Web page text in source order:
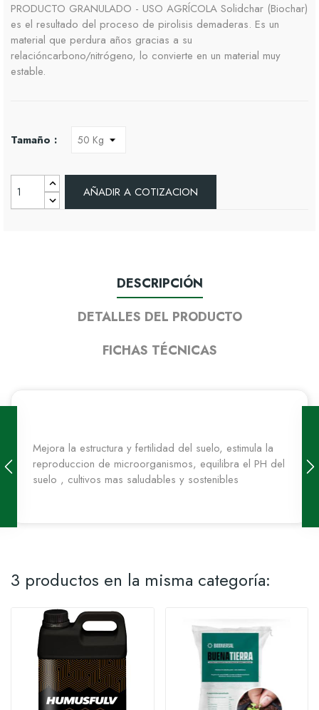
PRODUCTO GRANULADO - USO AGRÍCOLA Solidchar (Biochar)
es el resultado del proceso de pirolisis demaderas. Es un
material que perdura años gracias a su
relacióncarbono/nitrógeno, lo convierte en un material muy
estable.
Tamaño :
AÑADIR A COTIZACION
DESCRIPCIÓN
DETALLES DEL PRODUCTO
FICHAS TÉCNICAS
Mejora la estructura y fertilidad del suelo, estimula la
reproduccion de microorganismos, equilibra el PH del
suelo , cultivos mas saludables y sostenibles
3 productos en la misma categoría: